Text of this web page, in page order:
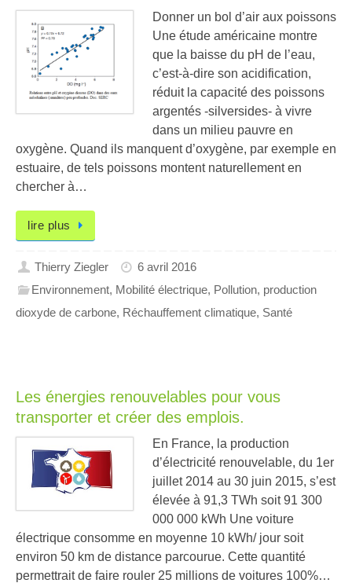
Donner un bol d’air aux poissons
Une étude américaine montre
que la baisse du pH de l’eau,
c’est-à-dire son acidification,
réduit la capacité des poissons
argentés -silversides- à vivre
dans un milieu pauvre en
oxygène. Quand ils manquent d’oxygène, par exemple en
estuaire, de tels poissons montent naturellement en
chercher à…
lire plus
Thierry Ziegler
6 avril 2016
Environnement, Mobilité électrique, Pollution, production
dioxyde de carbone, Réchauffement climatique, Santé
Les énergies renouvelables pour vous
transporter et créer des emplois.
En France, la production
d’électricité renouvelable, du 1er
juillet 2014 au 30 juin 2015, s’est
élevée à 91,3 TWh soit 91 300
000 000 kWh Une voiture
électrique consomme en moyenne 10 kWh/ jour soit
environ 50 km de distance parcourue. Cette quantité
permettrait de faire rouler 25 millions de voitures 100%…